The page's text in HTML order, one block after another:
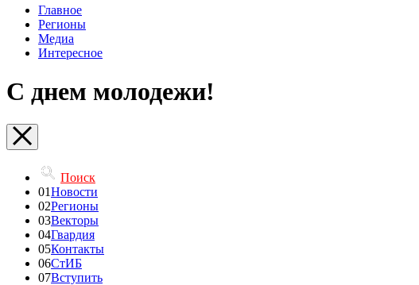
Главное
Регионы
Медиа
Интересное
С днем молодежи!
Поиск
01Новости
02Регионы
03Векторы
04Гвардия
05Контакты
06СтИБ
07Вступить